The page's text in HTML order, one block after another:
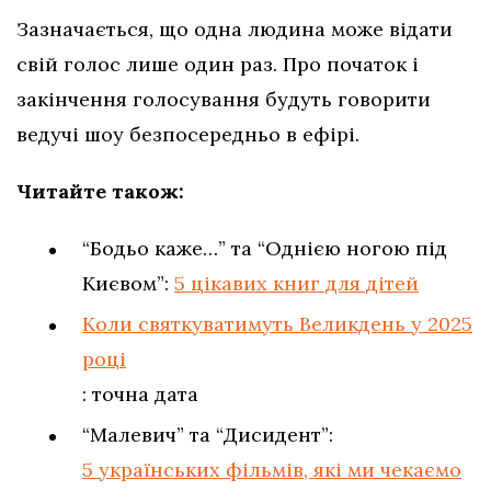
Зазначається, що одна людина може відати
свій голос лише один раз. Про початок і
закінчення голосування будуть говорити
ведучі шоу безпосередньо в ефірі.
Читайте також:
“Бодьо каже…” та “Однією ногою під
Києвом”: 5 цікавих книг для дітей
Коли святкуватимуть Великдень у 2025
році
: точна дата
“Малевич” та “Дисидент”:
5 українських фільмів, які ми чекаємо